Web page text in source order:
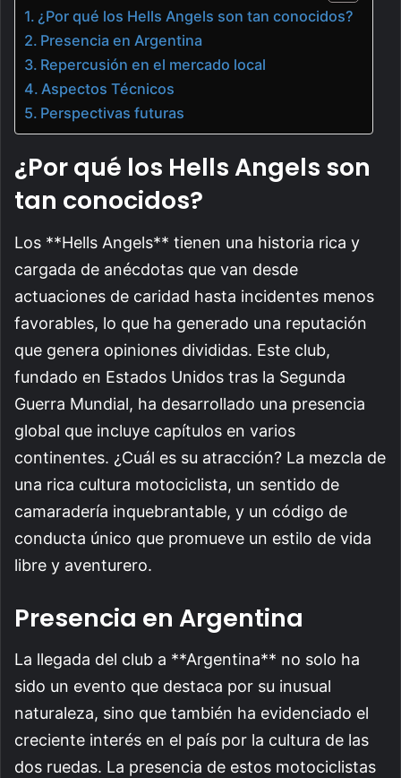
¿Por qué los Hells Angels son tan conocidos?
Presencia en Argentina
Repercusión en el mercado local
Aspectos Técnicos
Perspectivas futuras
¿Por qué los Hells Angels son
tan conocidos?
Los **Hells Angels** tienen una historia rica y
cargada de anécdotas que van desde
actuaciones de caridad hasta incidentes menos
favorables, lo que ha generado una reputación
que genera opiniones divididas. Este club,
fundado en Estados Unidos tras la Segunda
Guerra Mundial, ha desarrollado una presencia
global que incluye capítulos en varios
continentes. ¿Cuál es su atracción? La mezcla de
una rica cultura motociclista, un sentido de
camaradería inquebrantable, y un código de
conducta único que promueve un estilo de vida
libre y aventurero.
Presencia en Argentina
La llegada del club a **Argentina** no solo ha
sido un evento que destaca por su inusual
naturaleza, sino que también ha evidenciado el
creciente interés en el país por la cultura de las
dos ruedas. La presencia de estos motociclistas